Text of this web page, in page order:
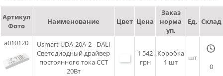
Артикул
Фото
Наименование Цвет Цена
Заказ
норма
уп.
Ед. Склад
a010120
Usmart UDA-20A-2 - DALI
Светодиодный драйвер
постоянного тока CCT
20Вт
1 542
грн
Коробка
1 шт
шт
0